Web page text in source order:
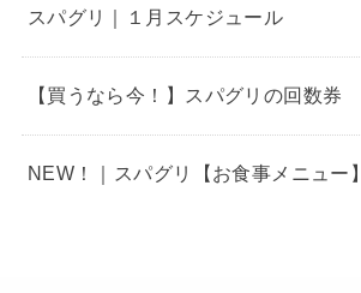
スパグリ｜１月スケジュール
【買うなら今！】スパグリの回数券
NEW！｜スパグリ【お食事メニュー】